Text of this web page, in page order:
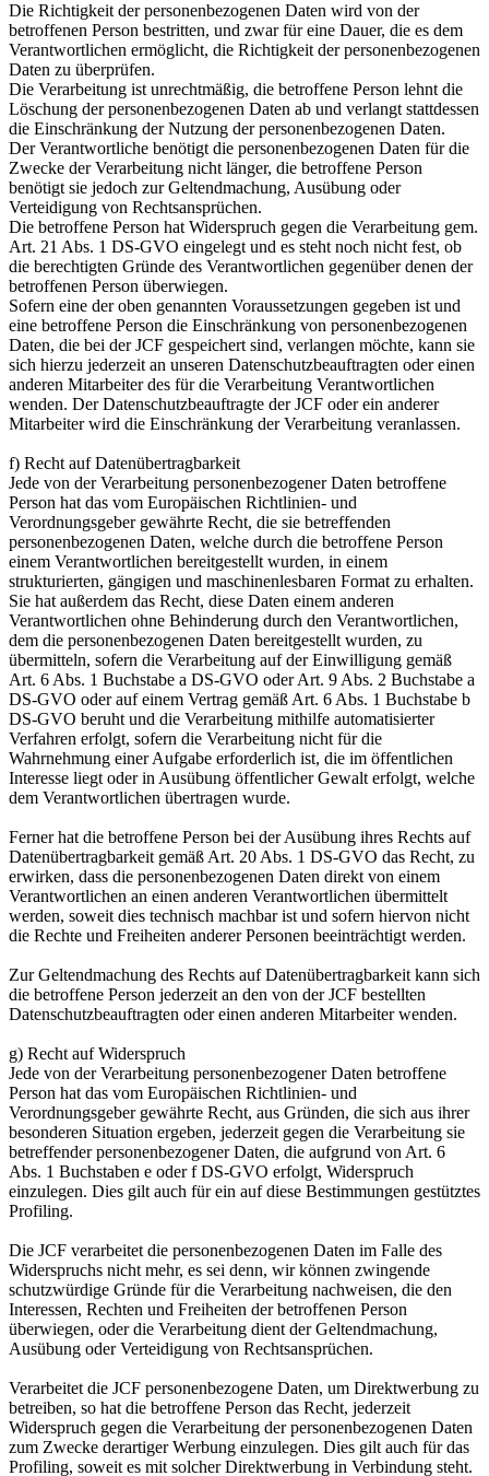
Die Richtigkeit der personenbezogenen Daten wird von der
betroffenen Person bestritten, und zwar für eine Dauer, die es dem
Verantwortlichen ermöglicht, die Richtigkeit der personenbezogenen
Daten zu überprüfen.
Die Verarbeitung ist unrechtmäßig, die betroffene Person lehnt die
Löschung der personenbezogenen Daten ab und verlangt stattdessen
die Einschränkung der Nutzung der personenbezogenen Daten.
Der Verantwortliche benötigt die personenbezogenen Daten für die
Zwecke der Verarbeitung nicht länger, die betroffene Person
benötigt sie jedoch zur Geltendmachung, Ausübung oder
Verteidigung von Rechtsansprüchen.
Die betroffene Person hat Widerspruch gegen die Verarbeitung gem.
Art. 21 Abs. 1 DS-GVO eingelegt und es steht noch nicht fest, ob
die berechtigten Gründe des Verantwortlichen gegenüber denen der
betroffenen Person überwiegen.
Sofern eine der oben genannten Voraussetzungen gegeben ist und
eine betroffene Person die Einschränkung von personenbezogenen
Daten, die bei der JCF gespeichert sind, verlangen möchte, kann sie
sich hierzu jederzeit an unseren Datenschutzbeauftragten oder einen
anderen Mitarbeiter des für die Verarbeitung Verantwortlichen
wenden. Der Datenschutzbeauftragte der JCF oder ein anderer
Mitarbeiter wird die Einschränkung der Verarbeitung veranlassen.
f) Recht auf Datenübertragbarkeit
Jede von der Verarbeitung personenbezogener Daten betroffene
Person hat das vom Europäischen Richtlinien- und
Verordnungsgeber gewährte Recht, die sie betreffenden
personenbezogenen Daten, welche durch die betroffene Person
einem Verantwortlichen bereitgestellt wurden, in einem
strukturierten, gängigen und maschinenlesbaren Format zu erhalten.
Sie hat außerdem das Recht, diese Daten einem anderen
Verantwortlichen ohne Behinderung durch den Verantwortlichen,
dem die personenbezogenen Daten bereitgestellt wurden, zu
übermitteln, sofern die Verarbeitung auf der Einwilligung gemäß
Art. 6 Abs. 1 Buchstabe a DS-GVO oder Art. 9 Abs. 2 Buchstabe a
DS-GVO oder auf einem Vertrag gemäß Art. 6 Abs. 1 Buchstabe b
DS-GVO beruht und die Verarbeitung mithilfe automatisierter
Verfahren erfolgt, sofern die Verarbeitung nicht für die
Wahrnehmung einer Aufgabe erforderlich ist, die im öffentlichen
Interesse liegt oder in Ausübung öffentlicher Gewalt erfolgt, welche
dem Verantwortlichen übertragen wurde.
Ferner hat die betroffene Person bei der Ausübung ihres Rechts auf
Datenübertragbarkeit gemäß Art. 20 Abs. 1 DS-GVO das Recht, zu
erwirken, dass die personenbezogenen Daten direkt von einem
Verantwortlichen an einen anderen Verantwortlichen übermittelt
werden, soweit dies technisch machbar ist und sofern hiervon nicht
die Rechte und Freiheiten anderer Personen beeinträchtigt werden.
Zur Geltendmachung des Rechts auf Datenübertragbarkeit kann sich
die betroffene Person jederzeit an den von der JCF bestellten
Datenschutzbeauftragten oder einen anderen Mitarbeiter wenden.
g) Recht auf Widerspruch
Jede von der Verarbeitung personenbezogener Daten betroffene
Person hat das vom Europäischen Richtlinien- und
Verordnungsgeber gewährte Recht, aus Gründen, die sich aus ihrer
besonderen Situation ergeben, jederzeit gegen die Verarbeitung sie
betreffender personenbezogener Daten, die aufgrund von Art. 6
Abs. 1 Buchstaben e oder f DS-GVO erfolgt, Widerspruch
einzulegen. Dies gilt auch für ein auf diese Bestimmungen gestütztes
Profiling.
Die JCF verarbeitet die personenbezogenen Daten im Falle des
Widerspruchs nicht mehr, es sei denn, wir können zwingende
schutzwürdige Gründe für die Verarbeitung nachweisen, die den
Interessen, Rechten und Freiheiten der betroffenen Person
überwiegen, oder die Verarbeitung dient der Geltendmachung,
Ausübung oder Verteidigung von Rechtsansprüchen.
Verarbeitet die JCF personenbezogene Daten, um Direktwerbung zu
betreiben, so hat die betroffene Person das Recht, jederzeit
Widerspruch gegen die Verarbeitung der personenbezogenen Daten
zum Zwecke derartiger Werbung einzulegen. Dies gilt auch für das
Profiling, soweit es mit solcher Direktwerbung in Verbindung steht.